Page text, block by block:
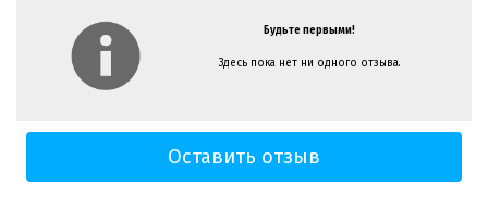
Будьте первыми!
Здесь пока нет ни одного отзыва.
Оставить отзыв